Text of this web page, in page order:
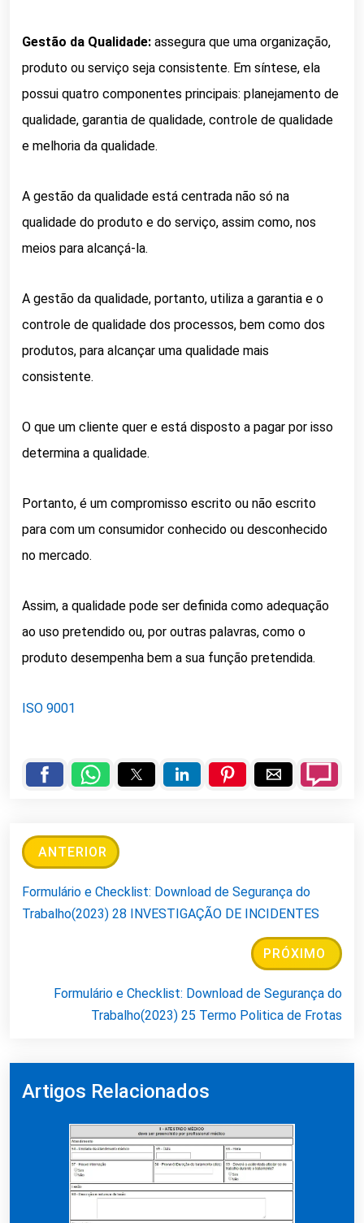
Gestão da Qualidade: assegura que uma organização,
produto ou serviço seja consistente. Em síntese, ela
possui quatro componentes principais: planejamento de
qualidade, garantia de qualidade, controle de qualidade
e melhoria da qualidade.
A gestão da qualidade está centrada não só na
qualidade do produto e do serviço, assim como, nos
meios para alcançá-la.
A gestão da qualidade, portanto, utiliza a garantia e o
controle de qualidade dos processos, bem como dos
produtos, para alcançar uma qualidade mais
consistente.
O que um cliente quer e está disposto a pagar por isso
determina a qualidade.
Portanto, é um compromisso escrito ou não escrito
para com um consumidor conhecido ou desconhecido
no mercado.
Assim, a qualidade pode ser definida como adequação
ao uso pretendido ou, por outras palavras, como o
produto desempenha bem a sua função pretendida.
ISO 9001
ANTERIOR
Formulário e Checklist: Download de Segurança do
Trabalho(2023) 28 INVESTIGAÇÃO DE INCIDENTES
PRÓXIMO
Formulário e Checklist: Download de Segurança do
Trabalho(2023) 25 Termo Politica de Frotas
Artigos Relacionados